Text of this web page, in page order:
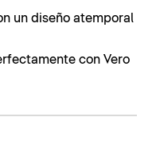
un diseño atemporal
con Vero